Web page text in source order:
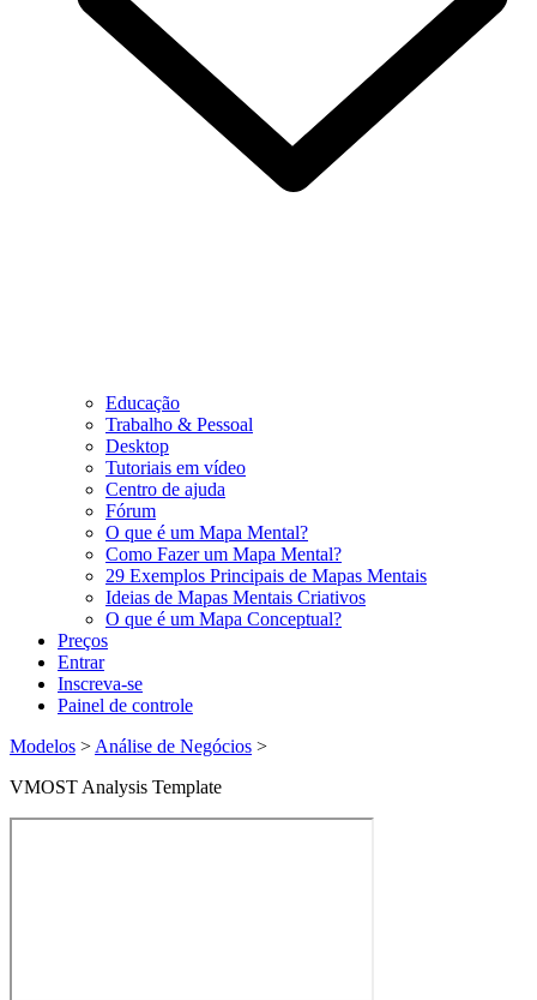
Educação
Trabalho & Pessoal
Desktop
Tutoriais em vídeo
Centro de ajuda
Fórum
O que é um Mapa Mental?
Como Fazer um Mapa Mental?
29 Exemplos Principais de Mapas Mentais
Ideias de Mapas Mentais Criativos
O que é um Mapa Conceptual?
Preços
Entrar
Inscreva-se
Painel de controle
Modelos >Análise de Negócios >
VMOST Analysis Template